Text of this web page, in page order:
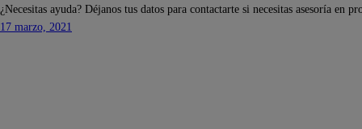
¿Necesitas ayuda? Déjanos tus datos para contactarte si necesitas asesoría en
17 marzo, 2021